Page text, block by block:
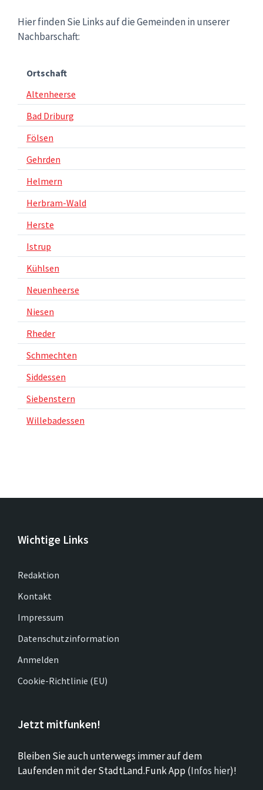
Hier finden Sie Links auf die Gemeinden in unserer
Nachbarschaft:
Ortschaft
Altenheerse
Bad Driburg
Fölsen
Gehrden
Helmern
Herbram-Wald
Herste
Istrup
Kühlsen
Neuenheerse
Niesen
Rheder
Schmechten
Siddessen
Siebenstern
Willebadessen
Wichtige Links
Redaktion
Kontakt
Impressum
Datenschutzinformation
Anmelden
Cookie-Richtlinie (EU)
Jetzt mitfunken!
Bleiben Sie auch unterwegs immer auf dem
Laufenden mit der StadtLand.Funk App (Infos hier)!